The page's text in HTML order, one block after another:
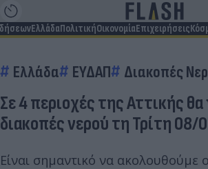
ΕλλάδαΠολιτικήΟικονομίαΕπιχειρήσεις
Ελλάδα ΕΥΔΑΠ Διακοπές
Σε 4 περιοχές της Αττικής θα
διακοπές νερού τη Τρίτη 08/
Είναι σημαντικό να ακολουθούμε